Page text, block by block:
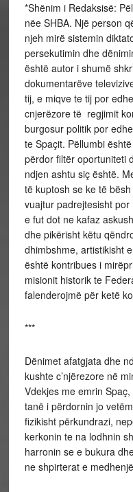
*Shënim i Redaksisë:
nëe SHBA. Një person
njeh mirë sistemin
persekutimin dhe
është autor i shumë
dokumentarëve
tij, e miqve te tij por
cnjerëzore të regjimit
burgosur politik por
te Spaçit. Pëllumbi
përdor filtër oportuniteti
ndjen ashtu siç është.
të kuptosh se ke të
vuajtur padrejtesisht
e fut dot ne kafaz
dhe pikërisht këtu
dhimbshme, artistikisht
është kontribues i
misionit historik te
falenderojmë për ketë
***
Dënimet afatgjata dhe
kushte c’njërezore në
Vdekjes me emrin
tanë i përdornin jo
fizikisht përkundrazi,
kerkonin te na lodhnin
harronin se e bukura
ne shpirterat e